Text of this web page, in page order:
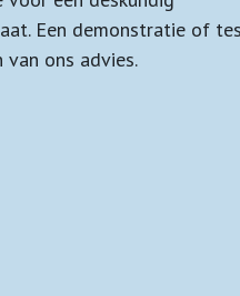
Een demonstratie of
ons advies.